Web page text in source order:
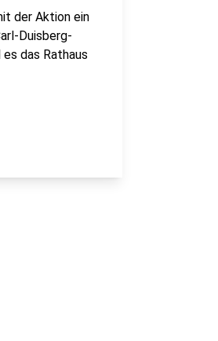
der Aktion ein
Duisberg-
das Rathaus